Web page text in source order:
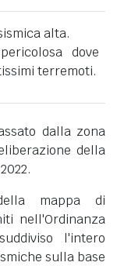
alta.
dove
terremoti.
dalla zona
della
mappa di
nell'Ordinanza
l'intero
sulla base